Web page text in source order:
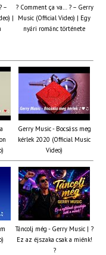
–
|
? Comment ça va… ? – Gerry
Music (Official Video) | Egy
nyári románc története
Gerry Music - Bocsáss meg
kérlek 2020 (Official Music
Video)
Táncolj még - Gerry Music | ?
Ez az éjszaka csak a miénk!
?